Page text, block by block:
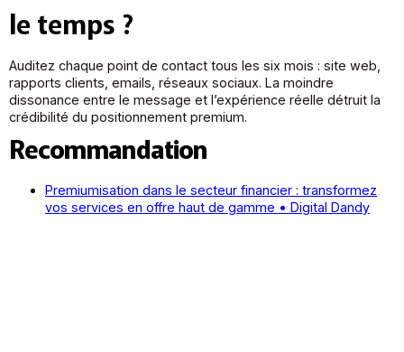
le temps ?
Auditez chaque point de contact tous les six mois : site web,
rapports clients, emails, réseaux sociaux. La moindre
dissonance entre le message et l’expérience réelle détruit la
crédibilité du positionnement premium.
Recommandation
Premiumisation dans le secteur financier : transformez
vos services en offre haut de gamme • Digital Dandy